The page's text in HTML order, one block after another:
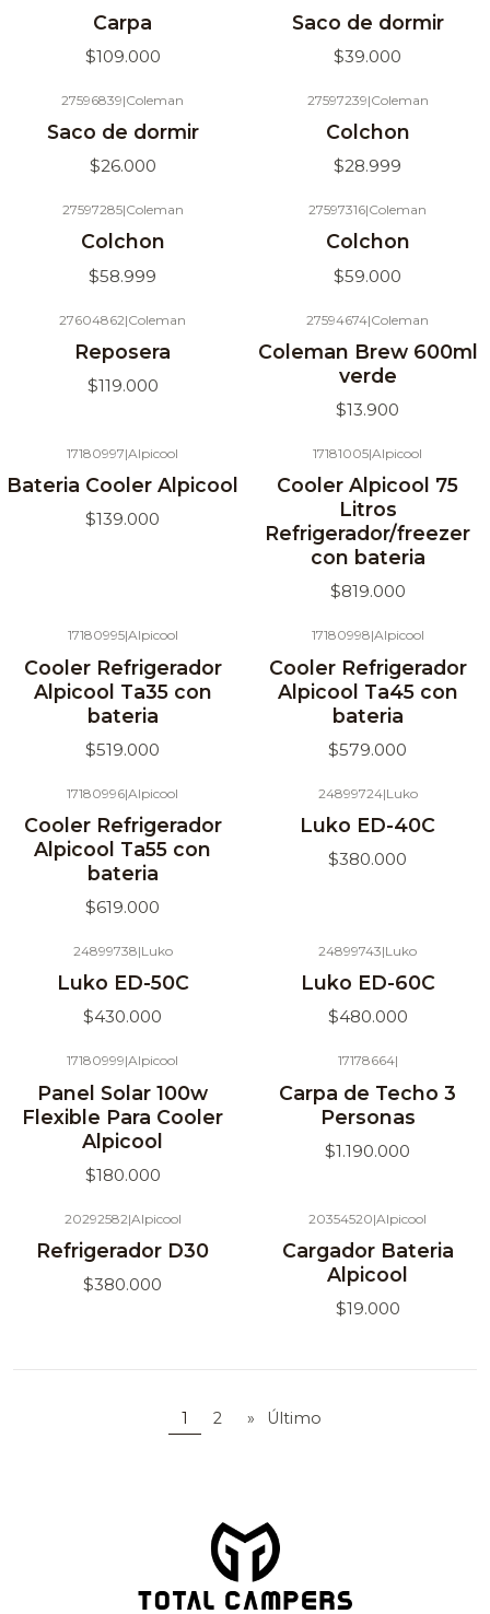
Carpa
$109.000
Saco de dormir
$39.000
27596839|Coleman
Saco de dormir
$26.000
27597239|Coleman
Colchon
$28.999
27597285|Coleman
Colchon
$58.999
27597316|Coleman
Colchon
$59.000
27604862|Coleman
Reposera
$119.000
27594674|Coleman
Coleman Brew 600ml
verde
$13.900
17180997|Alpicool
Bateria Cooler Alpicool
$139.000
17181005|Alpicool
Cooler Alpicool 75
Litros
Refrigerador/freezer
con bateria
$819.000
17180995|Alpicool
Cooler Refrigerador
Alpicool Ta35 con
bateria
$519.000
17180998|Alpicool
Cooler Refrigerador
Alpicool Ta45 con
bateria
$579.000
17180996|Alpicool
Cooler Refrigerador
Alpicool Ta55 con
bateria
$619.000
24899724|Luko
Luko ED-40C
$380.000
24899738|Luko
Luko ED-50C
$430.000
24899743|Luko
Luko ED-60C
$480.000
17180999|Alpicool
Panel Solar 100w
Flexible Para Cooler
Alpicool
$180.000
17178664|
Carpa de Techo 3
Personas
$1.190.000
20292582|Alpicool
Refrigerador D30
$380.000
20354520|Alpicool
Cargador Bateria
Alpicool
$19.000
1 2 » Último